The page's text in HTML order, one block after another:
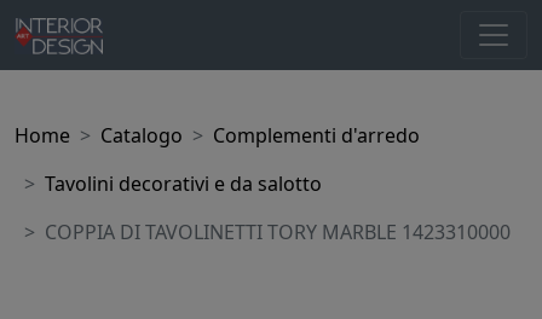
Home Catalogo
Complementi d'arredo
Tavolini decorativi e da salotto
COPPIA DI TAVOLINETTI TORY MARBLE 1423310000